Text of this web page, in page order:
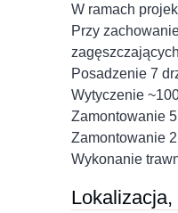
W ramach
Przy
Posadzenie 7
Wytyczenie
Zamontowanie
Zamontowanie
Wykonanie